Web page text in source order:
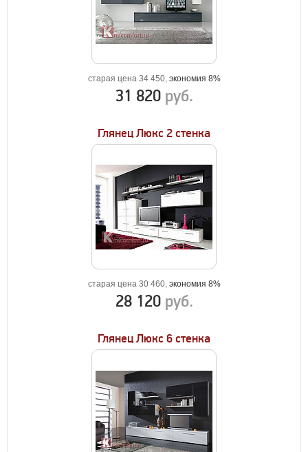
старая цена 34 450, экономия 8%
31 820 руб.
Глянец Люкс 2 стенка
старая цена 30 460, экономия 8%
28 120 руб.
Глянец Люкс 6 стенка